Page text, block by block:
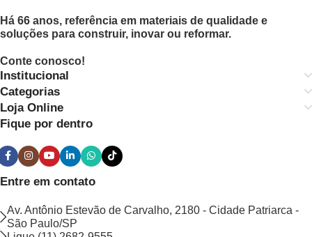
Há 66 anos, referência em materiais de qualidade e
soluções para construir, inovar ou reformar.
Conte conosco!
Institucional
Categorias
Loja Online
Fique por dentro
Entre em contato
Av. Antônio Estevão de Carvalho, 2180 - Cidade Patriarca -
São Paulo/SP